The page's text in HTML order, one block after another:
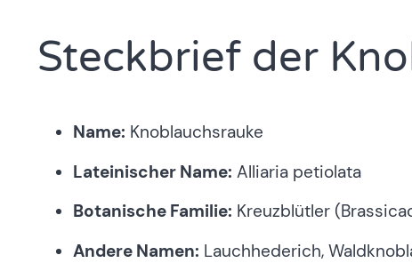
Steckbrief der
Name: Knoblauchsrauke
Lateinischer Name: Alliaria petiolata
Botanische Familie: Kreuzblütler
Andere Namen: Lauchhederich,